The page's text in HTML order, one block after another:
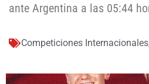
ante Argentina a las 05:44
Competiciones Internacionales